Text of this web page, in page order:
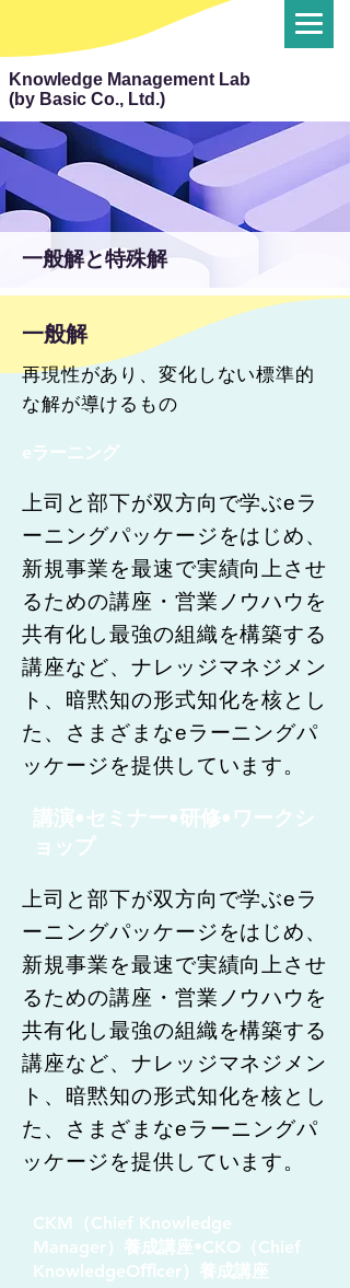
Knowledge Management Lab
(by Basic Co., Ltd.)
一般解と特殊解
一般解
再現性があり、変化しない標準的
な解が導けるもの
eラーニング
上司と部下が双方向で学ぶeラ
ーニングパッケージをはじめ、
新規事業を最速で実績向上させ
るための講座・営業ノウハウを
共有化し最強の組織を構築する
講座など、ナレッジマネジメン
ト、暗黙知の形式知化を核とし
た、さまざまなeラーニングパ
ッケージを提供しています。
講演•セミナー•研修•ワークシ
ョップ
上司と部下が双方向で学ぶeラ
ーニングパッケージをはじめ、
新規事業を最速で実績向上させ
るための講座・営業ノウハウを
共有化し最強の組織を構築する
講座など、ナレッジマネジメン
ト、暗黙知の形式知化を核とし
た、さまざまなeラーニングパ
ッケージを提供しています。
CKM（Chief Knowledge
Manager）養成講座•CKO（Chief
KnowledgeOﬃcer）養成講座